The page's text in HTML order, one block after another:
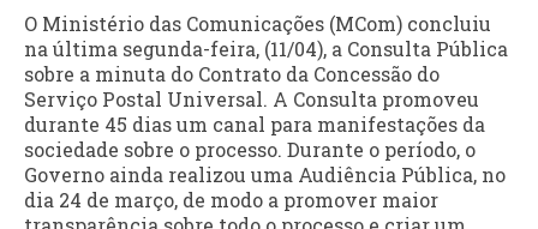
O Ministério das Comunicações (MCom) concluiu
na última segunda-feira, (11/04), a Consulta Pública
sobre a minuta do Contrato da Concessão do
Serviço Postal Universal. A Consulta promoveu
durante 45 dias um canal para manifestações da
sociedade sobre o processo. Durante o período, o
Governo ainda realizou uma Audiência Pública, no
dia 24 de março, de modo a promover maior